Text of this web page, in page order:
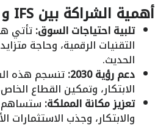
أهمية الشراكة بين IFS و SBM
تلبية احتياجات السوق:تأتي
التقنيات الرقمية، وحاجة
الحديث.
دعم رؤية 2030:
الابتكار، وتمكين القطاع
تعزيز مكانة المملكة: ستساهم
والابتكار، وجذب